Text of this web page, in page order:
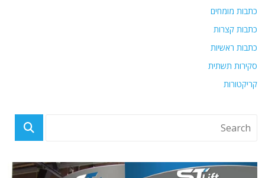
כתבות מומחים
כתבות קצרות
כתבות ראשיות
סקירות תשתית
קריקטורות